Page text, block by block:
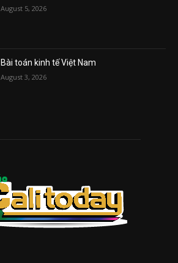
August 5, 2026
Bài toán kinh tế Việt Nam
August 3, 2026